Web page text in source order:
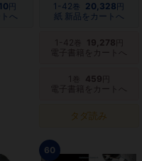
円
へ
1-42巻 20,328 円
紙 新品をカートへ
1-42 19,278
電子書籍をカートへ
1 459
電子書籍をカートへ
タダ読み
60